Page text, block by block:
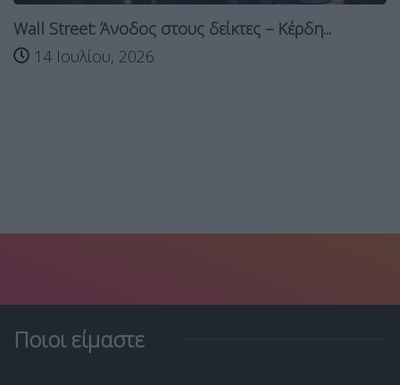
Wall Street: Άνοδος στους δείκτες – Κέρδη...
14 Ιουλίου, 2026
Ποιοι είμαστε